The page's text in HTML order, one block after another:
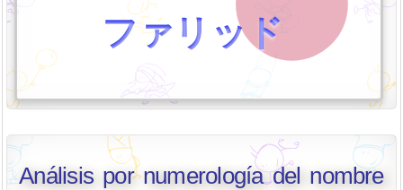
ファリッド
Análisis por numerología del nombre